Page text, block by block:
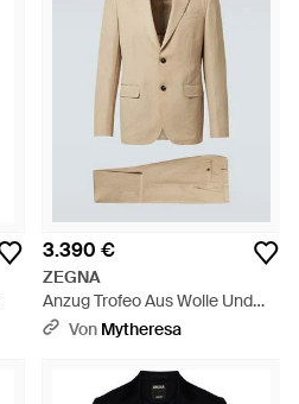
3.390 €
ZEGNA
Anzug Trofeo Aus Wolle Und
Leinen - Natur
Von Mytheresa